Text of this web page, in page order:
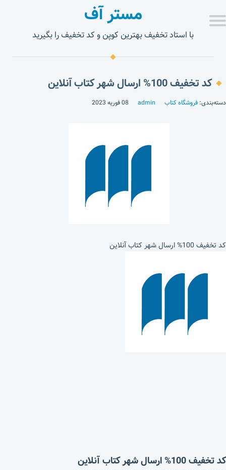
مستر آف
با استاد تخفیف بهترین کوپن و کد تخفیف را بگیرید
کد تخفیف 100% ارسال شهر کتاب آنلاین
دسته‌بندی: فروشگاه کتاب admin 08 فوریه 2023
کد تخفیف 100% ارسال شهر کتاب آنلاین
کد تخفیف 100% ارسال شهر کتاب آنلاین